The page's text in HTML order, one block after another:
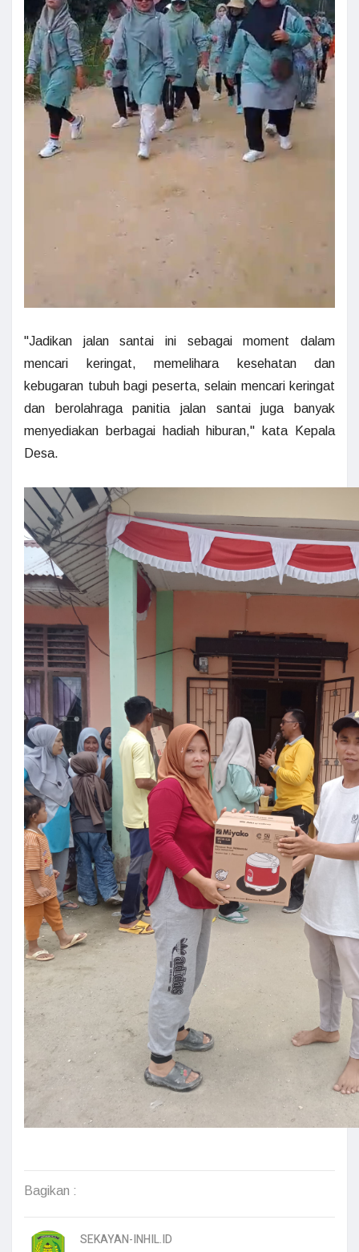
"Jadikan jalan santai ini sebagai moment dalam
mencari keringat, memelihara kesehatan dan
kebugaran tubuh bagi peserta, selain mencari keringat
dan berolahraga panitia jalan santai juga banyak
menyediakan berbagai hadiah hiburan," kata Kepala
Desa.
Bagikan :
SEKAYAN-INHIL.ID